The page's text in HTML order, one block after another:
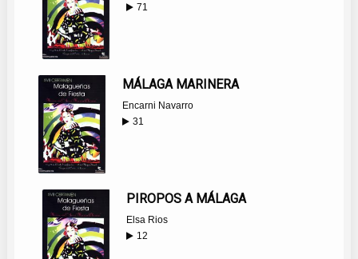
71
MÁLAGA MARINERA
Encarni Navarro
31
PIROPOS A MÁLAGA
Elsa Rios
12